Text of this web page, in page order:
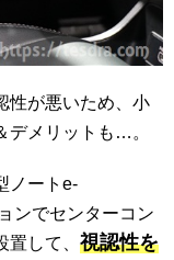
性が悪いため、小
デメリットも…。
ノートe-
ンでセンターコン
して、 視認性を